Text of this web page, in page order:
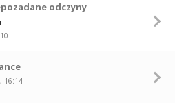
odczyny
16:14